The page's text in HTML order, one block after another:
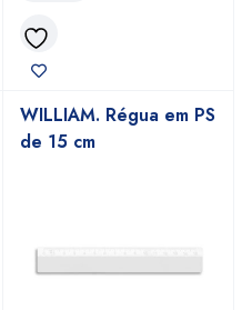
WILLIAM. Régua em PS
de 15 cm